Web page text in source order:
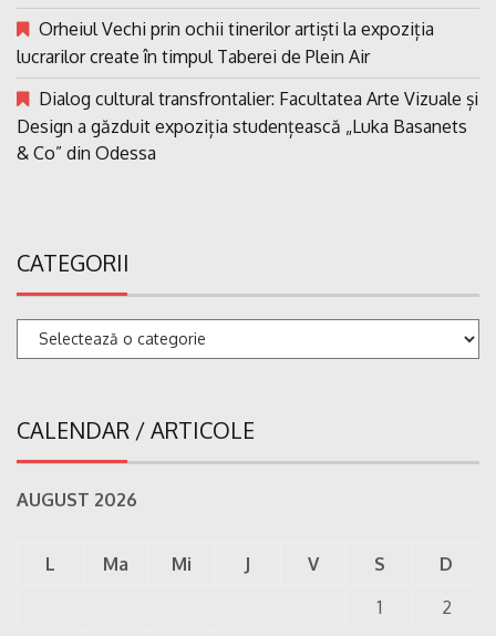
Orheiul Vechi prin ochii tinerilor artiști la expoziția
lucrarilor create în timpul Taberei de Plein Air
Dialog cultural transfrontalier: Facultatea Arte Vizuale și
Design a găzduit expoziția studențească „Luka Basanets
& Co” din Odessa
CATEGORII
Categorii
CALENDAR / ARTICOLE
AUGUST 2026
L Ma Mi J V S
D
1
2